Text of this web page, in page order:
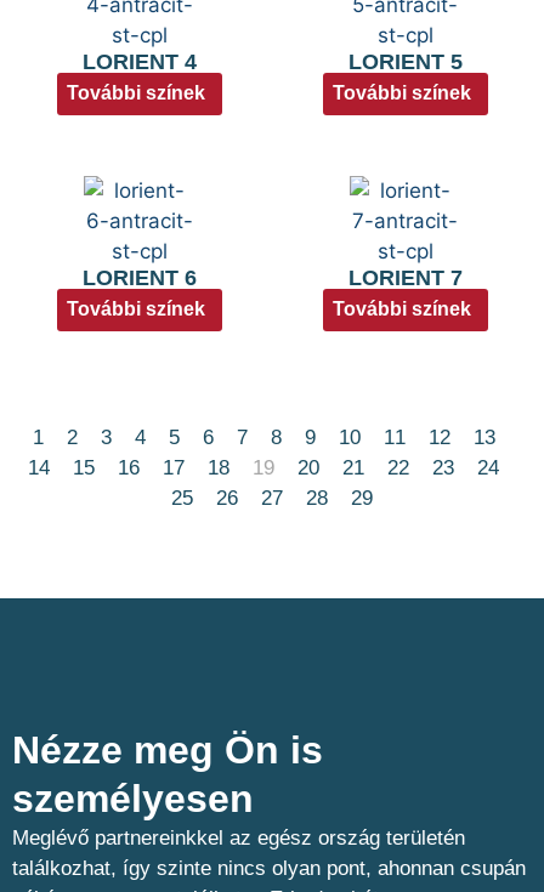
LORIENT 4
További színek
LORIENT 5
További színek
LORIENT 6
További színek
LORIENT 7
További színek
1 2 3 4 5 6 7 8 9 10 11 12
13
14
15 16 17 18 19 20 21 22 23
24
25
26 27 28 29
Nézze meg Ön is
személyesen​
Meglévő partnereinkkel az egész ország területén
találkozhat, így szinte nincs olyan pont, ahonnan csupán